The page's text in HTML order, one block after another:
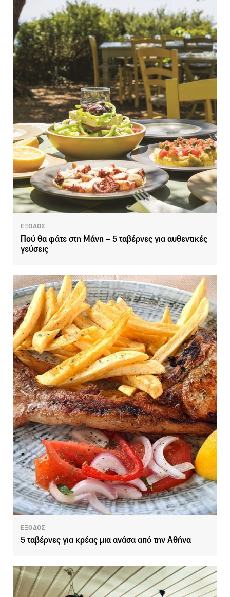
ΕΞΟΔΟΣ
Πού θα φάτε στη Μάνη – 5 ταβέρνες για αυθεντικές
γεύσεις
ΕΞΟΔΟΣ
5 ταβέρνες για κρέας μια ανάσα από την Αθήνα